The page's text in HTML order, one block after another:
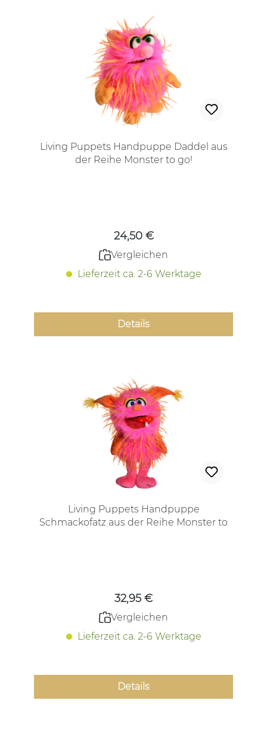
Living Puppets Handpuppe Daddel aus
der Reihe Monster to go!
24,50 €
Vergleichen
Lieferzeit ca. 2-6 Werktage
Details
Living Puppets Handpuppe
Schmackofatz aus der Reihe Monster to
32,95 €
Vergleichen
Lieferzeit ca. 2-6 Werktage
Details